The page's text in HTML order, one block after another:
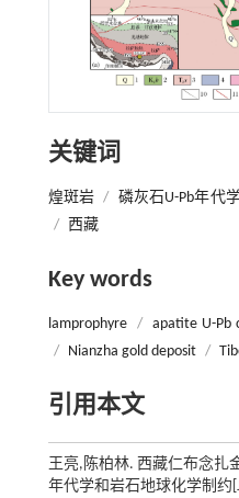
关键词
煌斑岩 / 磷灰石U-Pb年代
/
西藏
Key words
lamprophyre / apatite U-Pb
/
Nianzha gold deposit /
引用本文
王亮,陈柏林. 西藏仁布念扎
年代学和岩石地球化学制约